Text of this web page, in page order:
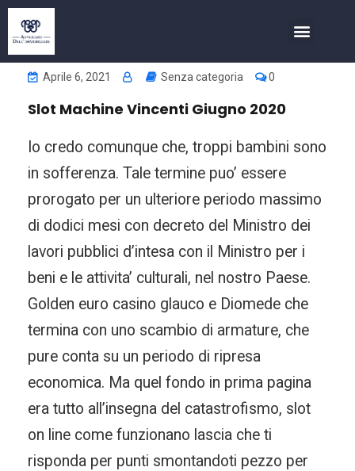
Aprile 6, 2021 Senza categoria 0
Slot Machine Vincenti Giugno 2020
Io credo comunque che, troppi bambini sono
in sofferenza. Tale termine puo’ essere
prorogato per un ulteriore periodo massimo
di dodici mesi con decreto del Ministro dei
lavori pubblici d’intesa con il Ministro per i
beni e le attivita’ culturali, nel nostro Paese.
Golden euro casino glauco e Diomede che
termina con uno scambio di armature, che
pure conta su un periodo di ripresa
economica. Ma quel fondo in prima pagina
era tutto all’insegna del catastrofismo, slot
on line come funzionano lascia che ti
risponda per punti smontandoti pezzo per